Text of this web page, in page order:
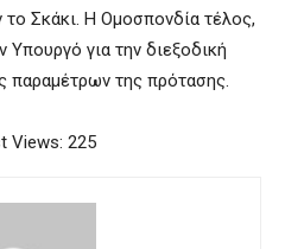
το Σκάκι. Η Ομοσπονδία τέλος,
Υπουργό για την διεξοδική
παραμέτρων της πρότασης.
Views: 225